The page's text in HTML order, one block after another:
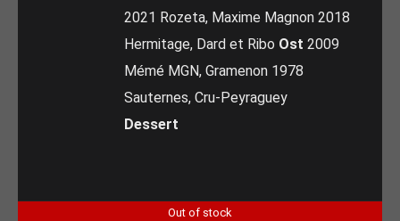
2021 Rozeta, Maxime Magnon 2018
Hermitage, Dard et Ribo Ost 2009
Mémé MGN, Gramenon 1978
Sauternes, Cru-Peyraguey
Dessert
Out of stock